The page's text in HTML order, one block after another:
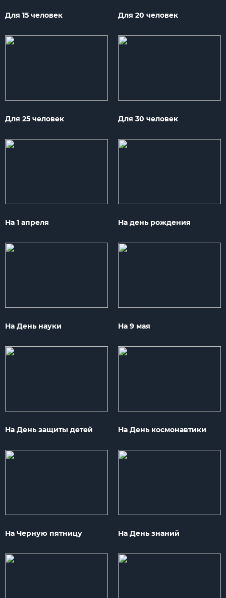
Для 15 человек Для 20 человек
Для 25 человек Для 30 человек
На 1 апреля На день рождения
На День науки На 9 мая
На День защиты детей На День космонавтики
На Черную пятницу На День знаний